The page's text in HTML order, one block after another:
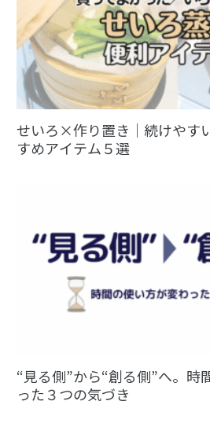
せいろ×作り置き｜続けやす
すめアイテム５選
“見る側”から“創る側”へ。時
った３つの気づき